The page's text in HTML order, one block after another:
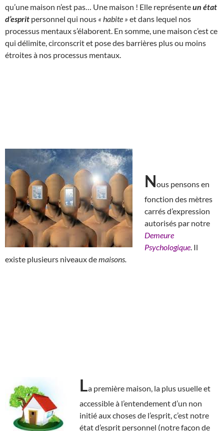
qu’une maison n’est pas… Une maison ! Elle représenteun état
d’esprit personnel qui nous « habite » et dans lequel nos
processus mentaux s’élaborent. En somme, une maison c’est ce
qui délimite, circonscrit et pose des barrières plus ou moins
étroites à nos processus mentaux.
Nous pensons en
fonction des mètres
carrés d’expression
autorisés par notre
Demeure
Psychologique . Il
existe plusieurs niveaux demaisons.
La première maison, la plus usuelle et
accessible à l’entendement d’un non
initié aux choses de l’esprit, c’est notre
état d’esprit personnel (notre façon de